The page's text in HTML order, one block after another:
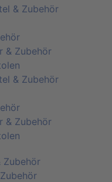
& Zubehör
& Zubehör
& Zubehör
& Zubehör
Zubehör